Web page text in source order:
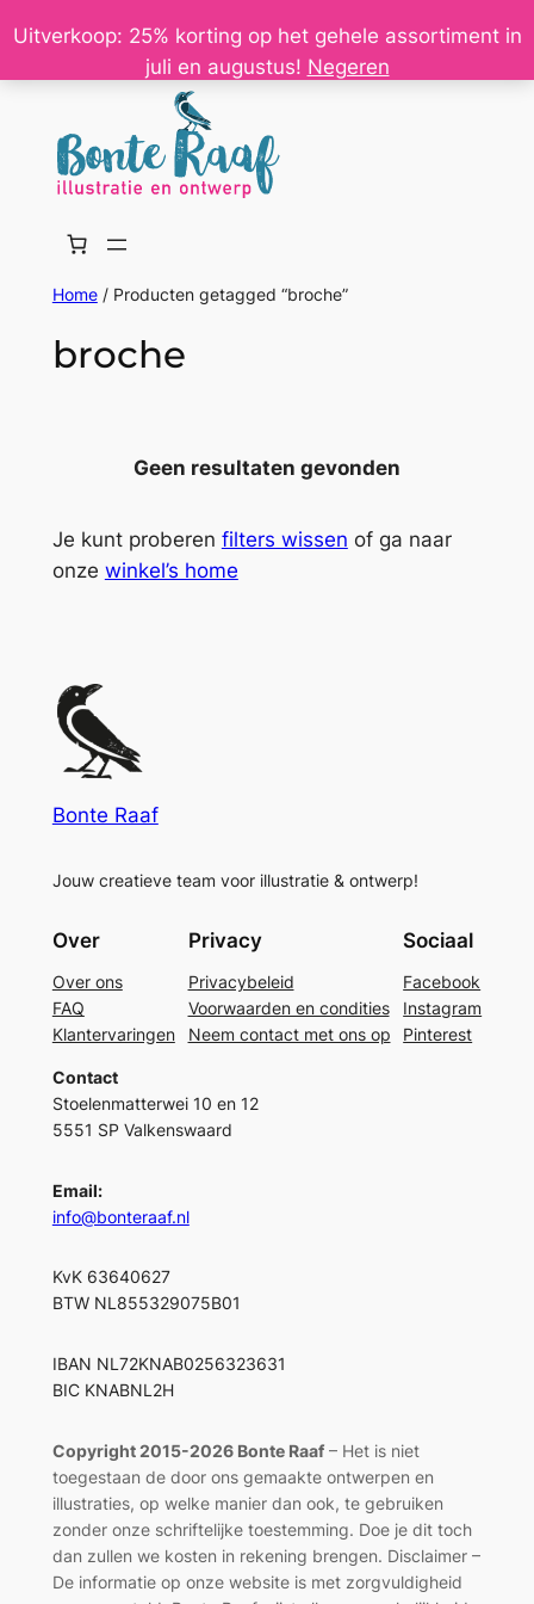
Uitverkoop: 25% korting op het gehele assortiment in
juli en augustus! Negeren
Ga
de
Home/ Producten getagged “broche”
broche
Geen resultaten gevonden
Je kunt proberen filters wissen of ga naar
onze winkel’s home
Bonte Raaf
Jouw creatieve team voor illustratie & ontwerp!
Over
Over ons
FAQ
Klantervaringen
Privacy
Privacybeleid
Voorwaarden en condities
Neem contact met ons op
Sociaal
Facebook
Instagram
Pinterest
Contact
Stoelenmatterwei 10 en 12
5551 SP Valkenswaard
Email:
info@bonteraaf.nl
KvK 63640627
BTW NL855329075B01
IBAN NL72KNAB0256323631
BIC KNABNL2H
Copyright 2015-2026 Bonte Raaf– Het is niet
toegestaan de door ons gemaakte ontwerpen en
illustraties, op welke manier dan ook, te gebruiken
zonder onze schriftelijke toestemming. Doe je dit toch
dan zullen we kosten in rekening brengen. Disclaimer –
De informatie op onze website is met zorgvuldigheid